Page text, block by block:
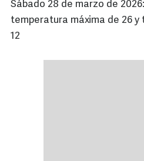
Sábado 28 de marzo de
temperatura máxima de 26
12